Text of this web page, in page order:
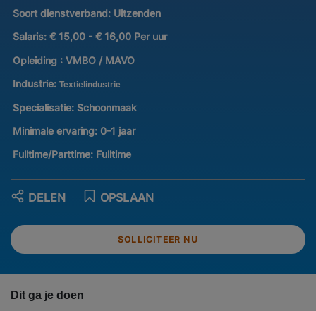
Soort dienstverband: Uitzenden
Salaris: € 15,00 - € 16,00 Per uur
Opleiding : VMBO / MAVO
Industrie: Textielindustrie
Specialisatie: Schoonmaak
Minimale ervaring: 0-1 jaar
Fulltime/Parttime: Fulltime
SOLLICITEER NU
OPSLAAN
DELEN
Dit ga je doen